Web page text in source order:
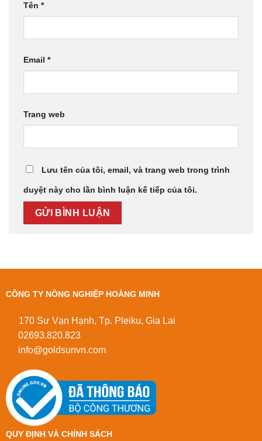
Tên *
Email *
Trang web
Lưu tên của tôi, email, và trang web trong trình
duyệt này cho lần bình luận kế tiếp của tôi.
CÔNG TY NÔNG NGHIỆP HOÀNG MINH
170 Sư Vạn Hạnh, Tp. Pleiku, Gia Lai
02693.820.823
info@goldsunvn.com
QUY ĐỊNH VÀ CHÍNH SÁCH